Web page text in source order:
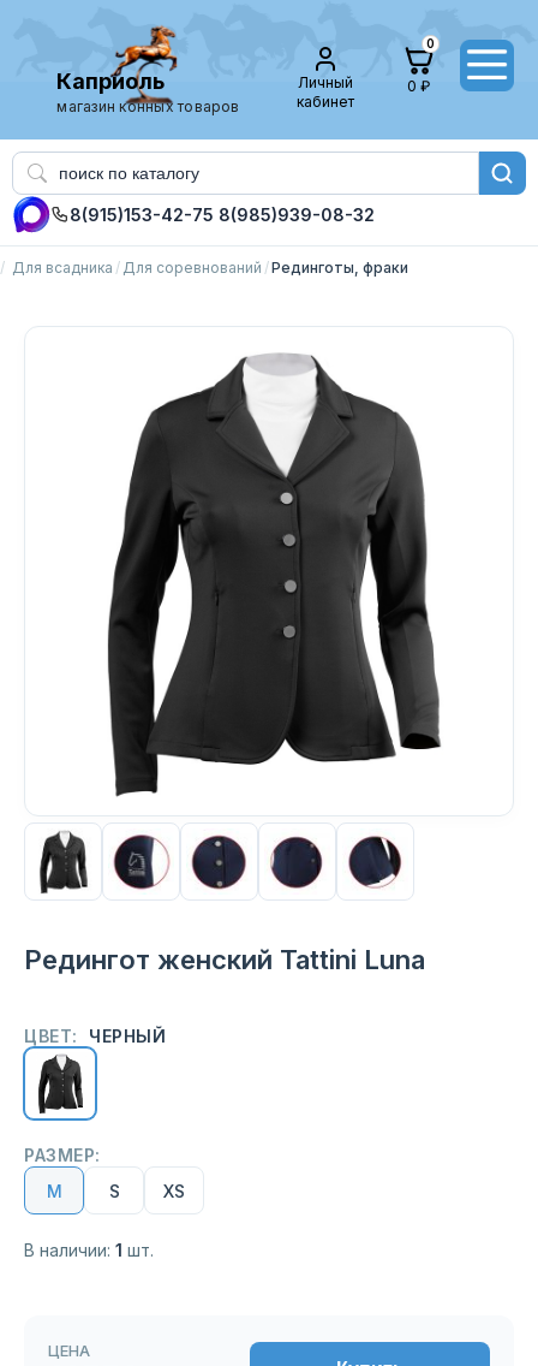
Каприоль
магазин конных товаров
Личный
кабинет
0
0 ₽
8(915)153-42-75 8(985)939-08-32
Для всадника Для соревнований Рединготы, фраки
Редингот женский Tattini Luna
ЦВЕТ: ЧЕРНЫЙ
РАЗМЕР:
M
S XS
В наличии: 1 шт.
ЦЕНА